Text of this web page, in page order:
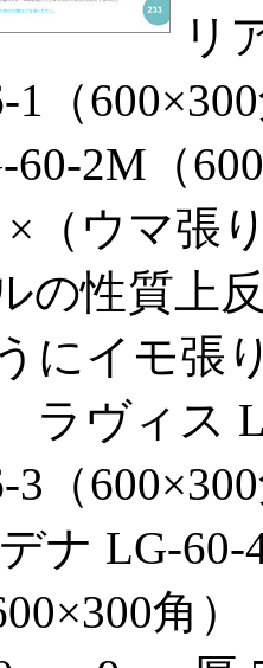
リ
1（
60-2M（
ウマ張
の性質上
にイモ張
ラヴィス
3（
ナ LG-60-
角